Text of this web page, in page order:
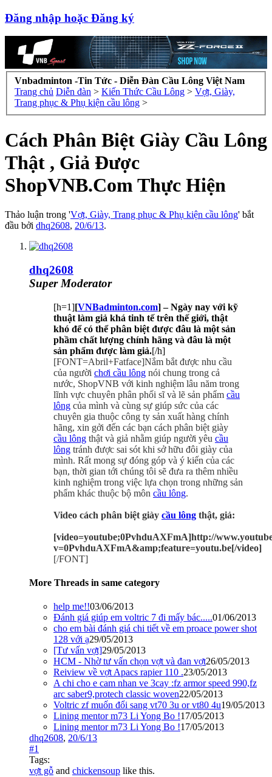
Đăng nhập hoặc Đăng ký
Vnbadminton -Tin Tức - Diễn Đàn Cầu Lông Việt Nam
Trang chủ Diễn đàn > Kiến Thức Cầu Lông > Vợt, Giày,
Trang phục & Phụ kiện cầu lông >
Cách Phân Biệt Giày Cầu Lông
Thật , Giả Được
ShopVNB.Com Thực Hiện
Thảo luận trong 'Vợt, Giày, Trang phục & Phụ kiện cầu lông' bắt
đầu bởi dhq2608, 20/6/13.
dhq2608
Super Moderator
[h=1][VNBadminton.com] – Ngày nay với kỹ
thuật làm giả khá tinh tế trên thế giới, thật
khó để có thể phân biệt được đâu là một sản
phầm chất lượng chính hãng và đâu là một
sản phẩm được làm giả.[/h]
[FONT=Abril+Fatface]Nắm bắt được nhu cầu
của người chơi cầu lông nói chung trong cả
nước, ShopVNB với kinh nghiệm lâu năm trong
lĩnh vực chuyên phân phối sĩ và lẽ sản phẩm cầu
lông của mình và cùng sự giúp sức của các
chuyên gia thuộc công ty sản xuất hàng chính
hãng, xin gởi đến các bạn cách phân biệt giày
cầu lông thật và giả nhằm giúp người yêu cầu
lông tránh được sai sót khi sở hữu đôi giày của
mình. Rất mong sự đóng góp và ý kiến của các
bạn, thời gian tới chúng tôi sẽ đưa ra thêm nhiều
kinh nghiệm trong việc lựa chọn trong những sản
phẩm khác thuộc bộ môn cầu lông.
Video cách phân biệt giày cầu lông thật, giả:
[video=youtube;0PvhduAXFmA]http://
v=0PvhduAXFmA&amp;feature=youtu.be[/video]
[/FONT]
More Threads in same category
help me!!03/06/2013
Đánh giá giúp em voltric 7 đi mấy bác.....01/06/2013
cho em bài đánh giá chi tiết về em proace power shot
128 với ạ29/05/2013
[Tư vấn vợt]29/05/2013
HCM - Nhờ tư vấn chọn vợt và đan vợt26/05/2013
Reiview về vợt Apacs rapier 110 .23/05/2013
A chi cho e cam nhan ve 3cay :fz armor speed 990,fz
arc saber9,protech classic woven22/05/2013
Voltric zf muốn đổi sang vt70 3u or vt80 4u19/05/2013
Lining mentor m73 Li Yong Bo !17/05/2013
Lining mentor m73 Li Yong Bo !17/05/2013
dhq2608, 20/6/13
#1
Tags:
vợt gỗ and chickensoup like this.